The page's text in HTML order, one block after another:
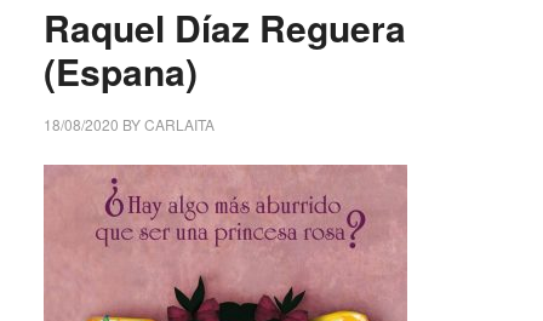
Raquel Díaz Reguera
(Espana)
18/08/2020 BYCARLAITA